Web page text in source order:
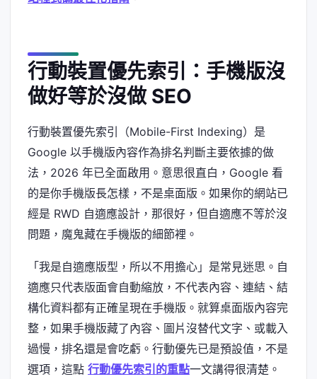
行動裝置優先索引：手機版沒
做好等於沒做 SEO
行動裝置優先索引（Mobile-First Indexing）是
Google 以手機版內容作為排名判斷主要依據的做
法，2026 年已全面啟用。意思很直白，Google 看
的是你手機版長怎樣，不是桌面版。如果你的網站已
經是 RWD 自適應設計，那很好，但自適應不等於沒
問題，魔鬼藏在手機版的細節裡。
「我是自適應版型，所以不用擔心」是常見迷思。自
適應只代表版面會自動縮放，不代表內容、連結、結
構化資料都有正確呈現在手機版。就算桌面版內容完
整，如果手機版藏了內容、圖片沒替代文字、或載入
過慢，排名還是會吃虧。行動優先已是預設值，不是
選項，這點 行動優先索引的重點一文講得很清楚。